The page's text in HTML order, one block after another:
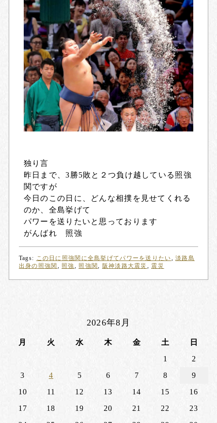
独り言
昨日まで、3勝5敗と２つ負け越している照強
関ですが
今日のこの日に、どんな相撲を見せてくれる
のか、全島挙げて
パワーを送りたいと思っております
がんばれ 照強
Tags: この日に照強関に全島挙げてパワーを送りたい,淡路島
出身の照強関 , 照強, 照強関, 阪神淡路大震災 , 震災
2026年8月
月 火 水 木 金 土
日
1
2
3
4 5 6 7 8
9
10
11 12 13 14 15
16
17
18 19 20 21 22
23